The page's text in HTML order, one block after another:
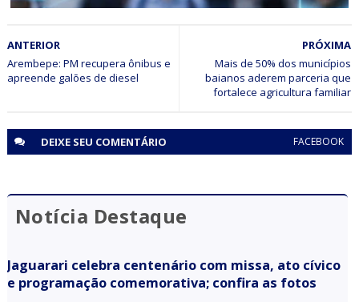
Procurado da justiça é identificado e preso após ser
identificado pelo sistema de reconhecimento facial em
ação do CICOM Sr. do Bonfim e PM em Capim Grosso
PRÓXIMA
Mais de 50% dos municípios
baianos aderem parceria que
fortalece agricultura familiar
ANTERIOR
Arembepe: PM recupera ônibus e
apreende galões de diesel
DEIXE SEU COMENTÁRIO FACEBOOK
Notícia Destaque
Jaguarari celebra centenário com missa, ato cívico
e programação comemorativa; confira as fotos